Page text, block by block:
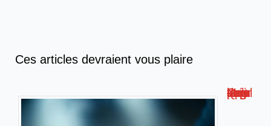
Ces articles devraient vous plaire
Quel support de stockage pour augmenter la mémoire d’un smartphone ?